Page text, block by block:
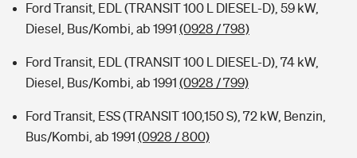
Ford Transit, EDL (TRANSIT 100 L DIESEL-D), 59 kW,
Diesel, Bus/Kombi, ab 1991 (0928 / 798)
Ford Transit, EDL (TRANSIT 100 L DIESEL-D), 74 kW,
Diesel, Bus/Kombi, ab 1991 (0928 / 799)
Ford Transit, ESS (TRANSIT 100,150 S), 72 kW, Benzin,
Bus/Kombi, ab 1991 (0928 / 800)